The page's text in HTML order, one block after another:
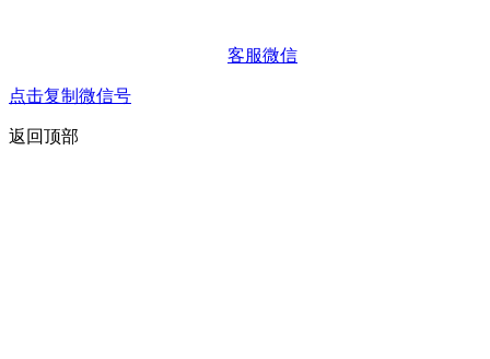
客服微信
点击复制微信号
返回顶部